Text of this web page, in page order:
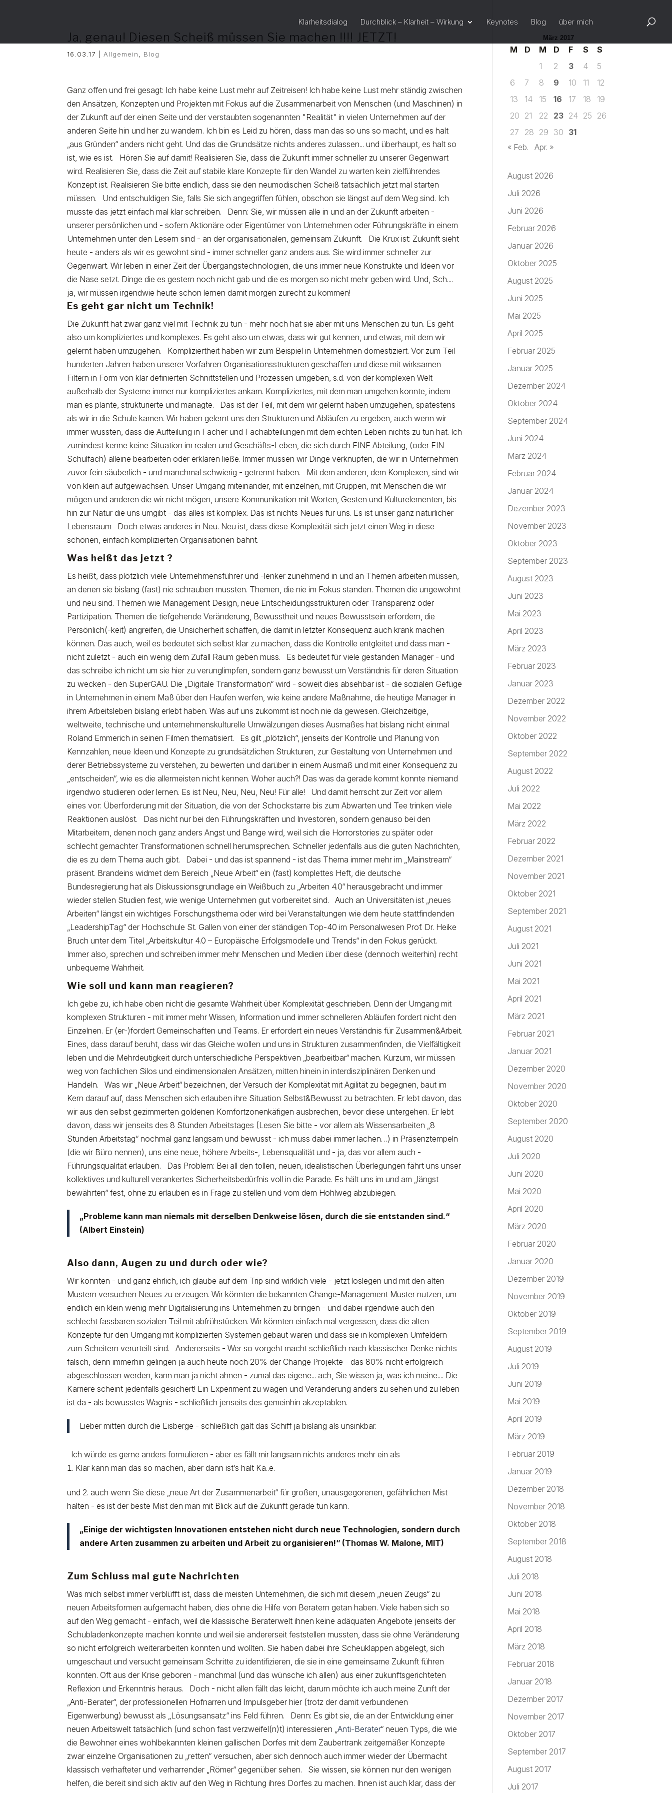
Klarheitsdialog Durchblick – Klarheit – Wirkung Keynotes Blog über mich
Ja, genau! Diesen Scheiß müssen Sie machen !!!! JETZT!
16.03.17 Allgemein Blog
Ganz offen und frei gesagt: Ich habe keine Lust mehr auf Zeitreisen! Ich habe keine Lust mehr ständig zwischen
den Ansätzen, Konzepten und Projekten mit Fokus auf die Zusammenarbeit von Menschen (und Maschinen) in
der Zukunft auf der einen Seite und der verstaubten sogenannten "Realität" in vielen Unternehmen auf der
anderen Seite hin und her zu wandern. Ich bin es Leid zu hören, dass man das so uns so macht, und es halt
„aus Gründen“ anders nicht geht. Und das die Grundsätze nichts anderes zulassen... und überhaupt, es halt so
ist, wie es ist. Hören Sie auf damit! Realisieren Sie, dass die Zukunft immer schneller zu unserer Gegenwart
wird. Realisieren Sie, dass die Zeit auf stabile klare Konzepte für den Wandel zu warten kein zielführendes
Konzept ist. Realisieren Sie bitte endlich, dass sie den neumodischen Scheiß tatsächlich jetzt mal starten
müssen. Und entschuldigen Sie, falls Sie sich angegriffen fühlen, obschon sie längst auf dem Weg sind. Ich
musste das jetzt einfach mal klar schreiben. Denn: Sie, wir müssen alle in und an der Zukunft arbeiten -
unserer persönlichen und - sofern Aktionäre oder Eigentümer von Unternehmen oder Führungskräfte in einem
Unternehmen unter den Lesern sind - an der organisationalen, gemeinsam Zukunft. Die Krux ist: Zukunft sieht
heute - anders als wir es gewohnt sind - immer schneller ganz anders aus. Sie wird immer schneller zur
Gegenwart. Wir leben in einer Zeit der Übergangstechnologien, die uns immer neue Konstrukte und Ideen vor
die Nase setzt. Dinge die es gestern noch nicht gab und die es morgen so nicht mehr geben wird. Und, Sch....
ja, wir müssen irgendwie heute schon lernen damit morgen zurecht zu kommen!
Es geht gar nicht um Technik!
Die Zukunft hat zwar ganz viel mit Technik zu tun - mehr noch hat sie aber mit uns Menschen zu tun. Es geht
also um kompliziertes und komplexes. Es geht also um etwas, dass wir gut kennen, und etwas, mit dem wir
gelernt haben umzugehen. Kompliziertheit haben wir zum Beispiel in Unternehmen domestiziert. Vor zum Teil
hunderten Jahren haben unserer Vorfahren Organisationsstrukturen geschaffen und diese mit wirksamen
Filtern in Form von klar definierten Schnittstellen und Prozessen umgeben, s.d. von der komplexen Welt
außerhalb der Systeme immer nur kompliziertes ankam. Kompliziertes, mit dem man umgehen konnte, indem
man es plante, strukturierte und managte. Das ist der Teil, mit dem wir gelernt haben umzugehen, spätestens
als wir in die Schule kamen. Wir haben gelernt uns den Strukturen und Abläufen zu ergeben, auch wenn wir
immer wussten, dass die Aufteilung in Fächer und Fachabteilungen mit dem echten Leben nichts zu tun hat. Ich
zumindest kenne keine Situation im realen und Geschäfts-Leben, die sich durch EINE Abteilung, (oder EIN
Schulfach) alleine bearbeiten oder erklären ließe. Immer müssen wir Dinge verknüpfen, die wir in Unternehmen
zuvor fein säuberlich - und manchmal schwierig - getrennt haben. Mit dem anderen, dem Komplexen, sind wir
von klein auf aufgewachsen. Unser Umgang miteinander, mit einzelnen, mit Gruppen, mit Menschen die wir
mögen und anderen die wir nicht mögen, unsere Kommunikation mit Worten, Gesten und Kulturelementen, bis
hin zur Natur die uns umgibt - das alles ist komplex. Das ist nichts Neues für uns. Es ist unser ganz natürlicher
Lebensraum Doch etwas anderes in Neu. Neu ist, dass diese Komplexität sich jetzt einen Weg in diese
schönen, einfach komplizierten Organisationen bahnt.
Was heißt das jetzt ?
Es heißt, dass plötzlich viele Unternehmensführer und -lenker zunehmend in und an Themen arbeiten müssen,
an denen sie bislang (fast) nie schrauben mussten. Themen, die nie im Fokus standen. Themen die ungewohnt
und neu sind. Themen wie Management Design, neue Entscheidungsstrukturen oder Transparenz oder
Partizipation. Themen die tiefgehende Veränderung, Bewusstheit und neues Bewusstsein erfordern, die
Persönlich(-keit) angreifen, die Unsicherheit schaffen, die damit in letzter Konsequenz auch krank machen
können. Das auch, weil es bedeutet sich selbst klar zu machen, dass die Kontrolle entgleitet und dass man -
nicht zuletzt - auch ein wenig dem Zufall Raum geben muss. Es bedeutet für viele gestanden Manager - und
das schreibe ich nicht um sie hier zu verunglimpfen, sondern ganz bewusst um Verständnis für deren Situation
zu wecken - den SuperGAU. Die „Digitale Transformation“ wird - soweit dies absehbar ist - die sozialen Gefüge
in Unternehmen in einem Maß über den Haufen werfen, wie keine andere Maßnahme, die heutige Manager in
ihrem Arbeitsleben bislang erlebt haben. Was auf uns zukommt ist noch nie da gewesen. Gleichzeitige,
weltweite, technische und unternehmenskulturelle Umwälzungen dieses Ausmaßes hat bislang nicht einmal
Roland Emmerich in seinen Filmen thematisiert. Es gilt „plötzlich“, jenseits der Kontrolle und Planung von
Kennzahlen, neue Ideen und Konzepte zu grundsätzlichen Strukturen, zur Gestaltung von Unternehmen und
derer Betriebssysteme zu verstehen, zu bewerten und darüber in einem Ausmaß und mit einer Konsequenz zu
„entscheiden“, wie es die allermeisten nicht kennen. Woher auch?! Das was da gerade kommt konnte niemand
irgendwo studieren oder lernen. Es ist Neu, Neu, Neu, Neu! Für alle! Und damit herrscht zur Zeit vor allem
eines vor: Überforderung mit der Situation, die von der Schockstarre bis zum Abwarten und Tee trinken viele
Reaktionen auslöst. Das nicht nur bei den Führungskräften und Investoren, sondern genauso bei den
Mitarbeitern, denen noch ganz anders Angst und Bange wird, weil sich die Horrorstories zu später oder
schlecht gemachter Transformationen schnell herumsprechen. Schneller jedenfalls aus die guten Nachrichten,
die es zu dem Thema auch gibt. Dabei - und das ist spannend - ist das Thema immer mehr im „Mainstream“
präsent. Brandeins widmet dem Bereich „Neue Arbeit“ ein (fast) komplettes Heft, die deutsche
Bundesregierung hat als Diskussionsgrundlage ein Weißbuch zu „Arbeiten 4.0“ herausgebracht und immer
wieder stellen Studien fest, wie wenige Unternehmen gut vorbereitet sind. Auch an Universitäten ist „neues
Arbeiten“ längst ein wichtiges Forschungsthema oder wird bei Veranstaltungen wie dem heute stattfindenden
„LeadershipTag“ der Hochschule St. Gallen von einer der ständigen Top-40 im Personalwesen Prof. Dr. Heike
Bruch unter dem Titel „Arbeitskultur 4.0 – Europäische Erfolgsmodelle und Trends“ in den Fokus gerückt.
Immer also, sprechen und schreiben immer mehr Menschen und Medien über diese (dennoch weiterhin) recht
unbequeme Wahrheit.
Wie soll und kann man reagieren?
Ich gebe zu, ich habe oben nicht die gesamte Wahrheit über Komplexität geschrieben. Denn der Umgang mit
komplexen Strukturen - mit immer mehr Wissen, Information und immer schnelleren Abläufen fordert nicht den
Einzelnen. Er (er-)fordert Gemeinschaften und Teams. Er erfordert ein neues Verständnis für Zusammen&Arbeit.
Eines, dass darauf beruht, dass wir das Gleiche wollen und uns in Strukturen zusammenfinden, die Vielfältigkeit
leben und die Mehrdeutigkeit durch unterschiedliche Perspektiven „bearbeitbar“ machen. Kurzum, wir müssen
weg von fachlichen Silos und eindimensionalen Ansätzen, mitten hinein in interdisziplinären Denken und
Handeln. Was wir „Neue Arbeit“ bezeichnen, der Versuch der Komplexität mit Agilität zu begegnen, baut im
Kern darauf auf, dass Menschen sich erlauben ihre Situation Selbst&Bewusst zu betrachten. Er lebt davon, das
wir aus den selbst gezimmerten goldenen Komfortzonenkäfigen ausbrechen, bevor diese untergehen. Er lebt
davon, dass wir jenseits des 8 Stunden Arbeitstages (Lesen Sie bitte - vor allem als Wissensarbeiten „8
Stunden Arbeitstag“ nochmal ganz langsam und bewusst - ich muss dabei immer lachen…) in Präsenztempeln
(die wir Büro nennen), uns eine neue, höhere Arbeits-, Lebensqualität und - ja, das vor allem auch -
Führungsqualität erlauben. Das Problem: Bei all den tollen, neuen, idealistischen Überlegungen fährt uns unser
kollektives und kulturell verankertes Sicherheitsbedürfnis voll in die Parade. Es hält uns im und am „längst
bewährten“ fest, ohne zu erlauben es in Frage zu stellen und vom dem Hohlweg abzubiegen.
„Probleme kann man niemals mit derselben Denkweise lösen, durch die sie entstanden sind.“
(Albert Einstein)
Also dann, Augen zu und durch oder wie?
Wir könnten - und ganz ehrlich, ich glaube auf dem Trip sind wirklich viele - jetzt loslegen und mit den alten
Mustern versuchen Neues zu erzeugen. Wir könnten die bekannten Change-Management Muster nutzen, um
endlich ein klein wenig mehr Digitalisierung ins Unternehmen zu bringen - und dabei irgendwie auch den
schlecht fassbaren sozialen Teil mit abfrühstücken. Wir könnten einfach mal vergessen, dass die alten
Konzepte für den Umgang mit komplizierten Systemen gebaut waren und dass sie in komplexen Umfeldern
zum Scheitern verurteilt sind. Andererseits - Wer so vorgeht macht schließlich nach klassischer Denke nichts
falsch, denn immerhin gelingen ja auch heute noch 20% der Change Projekte - das 80% nicht erfolgreich
abgeschlossen werden, kann man ja nicht ahnen - zumal das eigene... ach, Sie wissen ja, was ich meine.... Die
Karriere scheint jedenfalls gesichert! Ein Experiment zu wagen und Veränderung anders zu sehen und zu leben
ist da - als bewusstes Wagnis - schließlich jenseits des gemeinhin akzeptablen.
Lieber mitten durch die Eisberge - schließlich galt das Schiff ja bislang als unsinkbar.
Ich würde es gerne anders formulieren - aber es fällt mir langsam nichts anderes mehr ein als
Klar kann man das so machen, aber dann ist’s halt Ka..e.
und 2. auch wenn Sie diese „neue Art der Zusammenarbeit“ für großen, unausgegorenen, gefährlichen Mist
halten - es ist der beste Mist den man mit Blick auf die Zukunft gerade tun kann.
„Einige der wichtigsten Innovationen entstehen nicht durch neue Technologien, sondern durch
andere Arten zusammen zu arbeiten und Arbeit zu organisieren!“ (Thomas W. Malone, MIT)
Zum Schluss mal gute Nachrichten
Was mich selbst immer verblüfft ist, dass die meisten Unternehmen, die sich mit diesem „neuen Zeugs“ zu
neuen Arbeitsformen aufgemacht haben, dies ohne die Hilfe von Beratern getan haben. Viele haben sich so
auf den Weg gemacht - einfach, weil die klassische Beraterwelt ihnen keine adäquaten Angebote jenseits der
Schubladenkonzepte machen konnte und weil sie andererseit feststellen mussten, dass sie ohne Veränderung
so nicht erfolgreich weiterarbeiten konnten und wollten. Sie haben dabei ihre Scheuklappen abgelegt, sich
umgeschaut und versucht gemeinsam Schritte zu identifizieren, die sie in eine gemeinsame Zukunft führen
konnten. Oft aus der Krise geboren - manchmal (und das wünsche ich allen) aus einer zukunftsgerichteten
Reflexion und Erkenntnis heraus. Doch - nicht allen fällt das leicht, darum möchte ich auch meine Zunft der
„Anti-Berater“, der professionellen Hofnarren und Impulsgeber hier (trotz der damit verbundenen
Eigenwerbung) bewusst als „Lösungsansatz“ ins Feld führen. Denn: Es gibt sie, die an der Entwicklung einer
neuen Arbeitswelt tatsächlich (und schon fast verzweifel(n)t) interessieren „Anti-Berater“ neuen Typs, die wie
die Bewohner eines wohlbekannten kleinen gallischen Dorfes mit dem Zaubertrank zeitgemäßer Konzepte
zwar einzelne Organisationen zu „retten“ versuchen, aber sich dennoch auch immer wieder der Übermacht
klassisch verhafteter und verharrender „Römer“ gegenüber sehen. Sie wissen, sie können nur den wenigen
helfen, die bereit sind sich aktiv auf den Weg in Richtung ihres Dorfes zu machen. Ihnen ist auch klar, dass der
März 2017
M D M D F S
S
1
2 3 4
5
6
7 8 9 10 11
12
13
14 15 16 17 18
19
20 21 22 23 24 25 26
27
28 29 30 31
« Feb.
Apr. »
August 2026
Juli 2026
Juni 2026
Februar 2026
Januar 2026
Oktober 2025
August 2025
Juni 2025
Mai 2025
April 2025
Februar 2025
Januar 2025
Dezember 2024
Oktober 2024
September 2024
Juni 2024
März 2024
Februar 2024
Januar 2024
Dezember 2023
November 2023
Oktober 2023
September 2023
August 2023
Juni 2023
Mai 2023
April 2023
März 2023
Februar 2023
Januar 2023
Dezember 2022
November 2022
Oktober 2022
September 2022
August 2022
Juli 2022
Mai 2022
März 2022
Februar 2022
Dezember 2021
November 2021
Oktober 2021
September 2021
August 2021
Juli 2021
Juni 2021
Mai 2021
April 2021
März 2021
Februar 2021
Januar 2021
Dezember 2020
November 2020
Oktober 2020
September 2020
August 2020
Juli 2020
Juni 2020
Mai 2020
April 2020
März 2020
Februar 2020
Januar 2020
Dezember 2019
November 2019
Oktober 2019
September 2019
August 2019
Juli 2019
Juni 2019
Mai 2019
April 2019
März 2019
Februar 2019
Januar 2019
Dezember 2018
November 2018
Oktober 2018
September 2018
August 2018
Juli 2018
Juni 2018
Mai 2018
April 2018
März 2018
Februar 2018
Januar 2018
Dezember 2017
November 2017
Oktober 2017
September 2017
August 2017
Juli 2017